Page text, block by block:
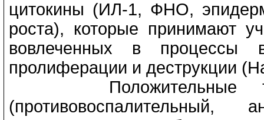
цитокины (ИЛ-1, ФНО,
роста), которые принимают
вовлеченных в процессы
пролиферации и деструкции
Положительные
(противовоспалительный,